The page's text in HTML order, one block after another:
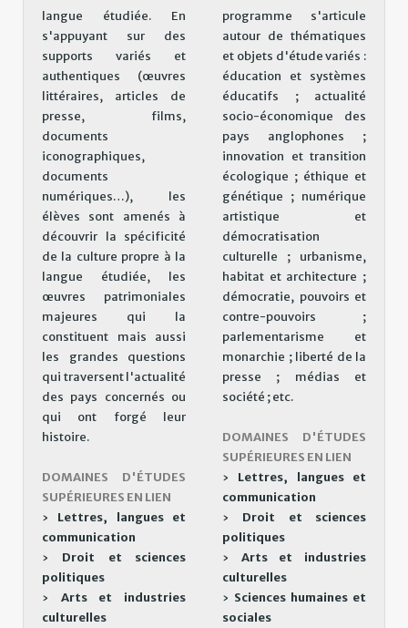
langue étudiée. En
s'appuyant sur des
supports variés et
authentiques (œuvres
littéraires, articles de
presse, films,
documents
iconographiques,
documents
numériques…), les
élèves sont amenés à
découvrir la spécificité
de la culture propre à la
langue étudiée, les
œuvres patrimoniales
majeures qui la
constituent mais aussi
les grandes questions
qui traversent l'actualité
des pays concernés ou
qui ont forgé leur
histoire.
DOMAINES D'ÉTUDES
SUPÉRIEURES EN LIEN
› Lettres, langues et
communication
› Droit et sciences
politiques
› Arts et industries
culturelles
programme s'articule
autour de thématiques
et objets d'étude variés :
éducation et systèmes
éducatifs ; actualité
socio-économique des
pays anglophones ;
innovation et transition
écologique ; éthique et
génétique ; numérique
artistique et
démocratisation
culturelle ; urbanisme,
habitat et architecture ;
démocratie, pouvoirs et
contre-pouvoirs ;
parlementarisme et
monarchie ; liberté de la
presse ; médias et
société ; etc.
DOMAINES D'ÉTUDES
SUPÉRIEURES EN LIEN
› Lettres, langues et
communication
› Droit et sciences
politiques
› Arts et industries
culturelles
› Sciences humaines et
sociales